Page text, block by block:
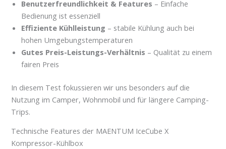
Benutzerfreundlichkeit & Features – Einfache
Bedienung ist essenziell
Effiziente Kühlleistung – stabile Kühlung auch bei
hohen Umgebungstemperaturen
Gutes Preis-Leistungs-Verhältnis – Qualität zu einem
fairen Preis
In diesem Test fokussieren wir uns besonders auf die
Nutzung im Camper, Wohnmobil und für längere Camping-
Trips.
Technische Features der MAENTUM IceCube X
Kompressor-Kühlbox